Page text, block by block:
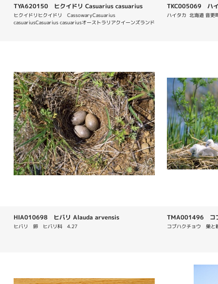
TYA620150 ヒクイドリ Casuarius casuarius
ヒクイドリヒクイドリ　CassowaryCasuarius
casuariusCasuarius casuariusオーストラリアクイーンズランド
TKC005069 ハ
ハイタカ  北海道 音更
HIA010698 ヒバリ Alauda arvensis
ヒバリ　卵　ヒバリ科　4.27
TMA001496 コ
コブハクチョウ　巣